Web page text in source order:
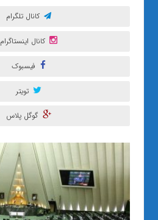
کانال تلگرام
کانال اینستاگرام
فیسبوک
تویتر
گوگل پلاس